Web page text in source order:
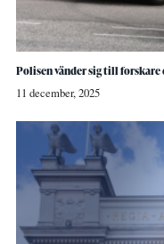
Polisen vänder sig till
11 december, 2025